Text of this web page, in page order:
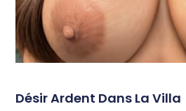
Désir Ardent Dans La Villa